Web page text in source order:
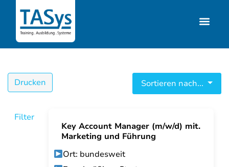
Drucken Sortieren nach...
Filter
Key Account Manager (m/w/d) mit.
Marketing und Führung
Ort: bundesweit